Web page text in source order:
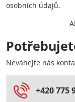
osobních údajů.
Neváhejte nás
+420 775